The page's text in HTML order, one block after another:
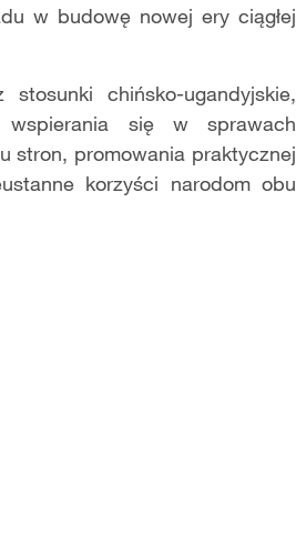
w budowę nowej ery ciągłej
chińsko-ugandyjskie,
wspierania się w sprawach
stron, promowania praktycznej
korzyści narodom obu